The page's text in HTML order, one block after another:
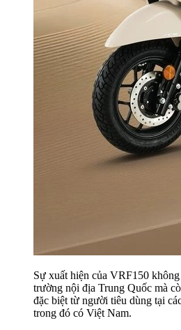
Sự xuất hiện của VRF150
trường nội địa Trung Quốc mà
đặc biệt từ người tiêu dùng tại
trong đó có Việt Nam.